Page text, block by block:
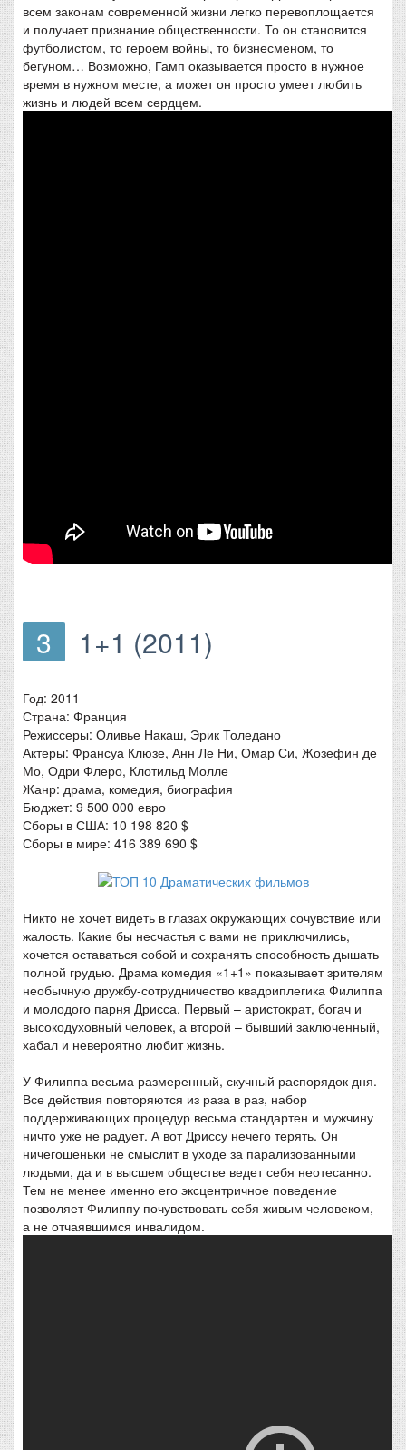
всем законам современной жизни легко перевоплощается
и получает признание общественности. То он становится
футболистом, то героем войны, то бизнесменом, то
бегуном… Возможно, Гамп оказывается просто в нужное
время в нужном месте, а может он просто умеет любить
жизнь и людей всем сердцем.
3 1+1 (2011)
Год: 2011
Страна: Франция
Режиссеры: Оливье Накаш, Эрик Толедано
Актеры: Франсуа Клюзе, Анн Ле Ни, Омар Си, Жозефин де
Мо, Одри Флеро, Клотильд Молле
Жанр: драма, комедия, биография
Бюджет: 9 500 000 евро
Сборы в США: 10 198 820 $
Сборы в мире: 416 389 690 $
Никто не хочет видеть в глазах окружающих сочувствие или
жалость. Какие бы несчастья с вами не приключились,
хочется оставаться собой и сохранять способность дышать
полной грудью. Драма комедия «1+1» показывает зрителям
необычную дружбу-сотрудничество квадриплегика Филиппа
и молодого парня Дрисса. Первый – аристократ, богач и
высокодуховный человек, а второй – бывший заключенный,
хабал и невероятно любит жизнь.
У Филиппа весьма размеренный, скучный распорядок дня.
Все действия повторяются из раза в раз, набор
поддерживающих процедур весьма стандартен и мужчину
ничто уже не радует. А вот Дриссу нечего терять. Он
ничегошеньки не смыслит в уходе за парализованными
людьми, да и в высшем обществе ведет себя неотесанно.
Тем не менее именно его эксцентричное поведение
позволяет Филиппу почувствовать себя живым человеком,
а не отчаявшимся инвалидом.